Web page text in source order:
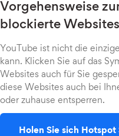
Vorgehensweise
blockierte Websites
YouTube ist nicht die
kann. Klicken Sie auf das
Websites auch für Sie
diese Websites auch bei
oder zuhause entsperren.
Holen Sie sich Hotspot